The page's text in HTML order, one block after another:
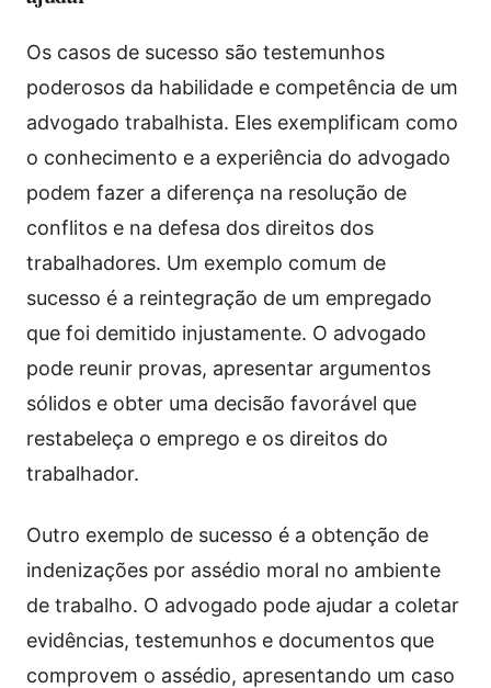
Os casos de sucesso são testemunhos
poderosos da habilidade e competência de um
advogado trabalhista. Eles exemplificam como
o conhecimento e a experiência do advogado
podem fazer a diferença na resolução de
conflitos e na defesa dos direitos dos
trabalhadores. Um exemplo comum de
sucesso é a reintegração de um empregado
que foi demitido injustamente. O advogado
pode reunir provas, apresentar argumentos
sólidos e obter uma decisão favorável que
restabeleça o emprego e os direitos do
trabalhador.
Outro exemplo de sucesso é a obtenção de
indenizações por assédio moral no ambiente
de trabalho. O advogado pode ajudar a coletar
evidências, testemunhos e documentos que
comprovem o assédio, apresentando um caso